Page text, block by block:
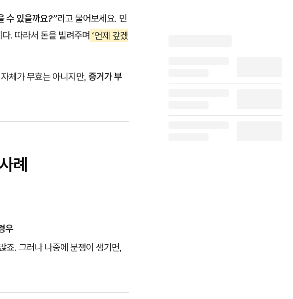
수 있을까요?”라고 물어보세요. 민
다. 따라서 돈을 빌려주며 ‘언제 갚겠
체가 무효는 아니지만, 증거가 부
례
우
죠. 그러나 나중에 분쟁이 생기면,